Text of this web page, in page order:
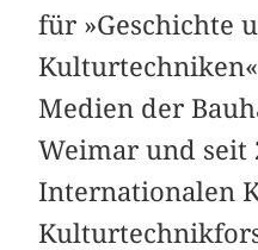
für »Geschichte
Medien der
Weimar und seit
Internationalen